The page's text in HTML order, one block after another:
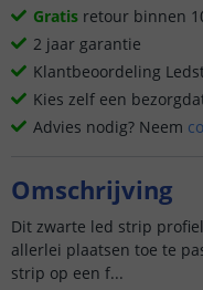
Gratis retour binnen
2 jaar garantie
Klantbeoordeling
Kies zelf een
Advies nodig? Neem
Omschrijving
Dit zwarte led strip
allerlei plaatsen toe te
strip op een f...